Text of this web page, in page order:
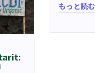
もっと読む